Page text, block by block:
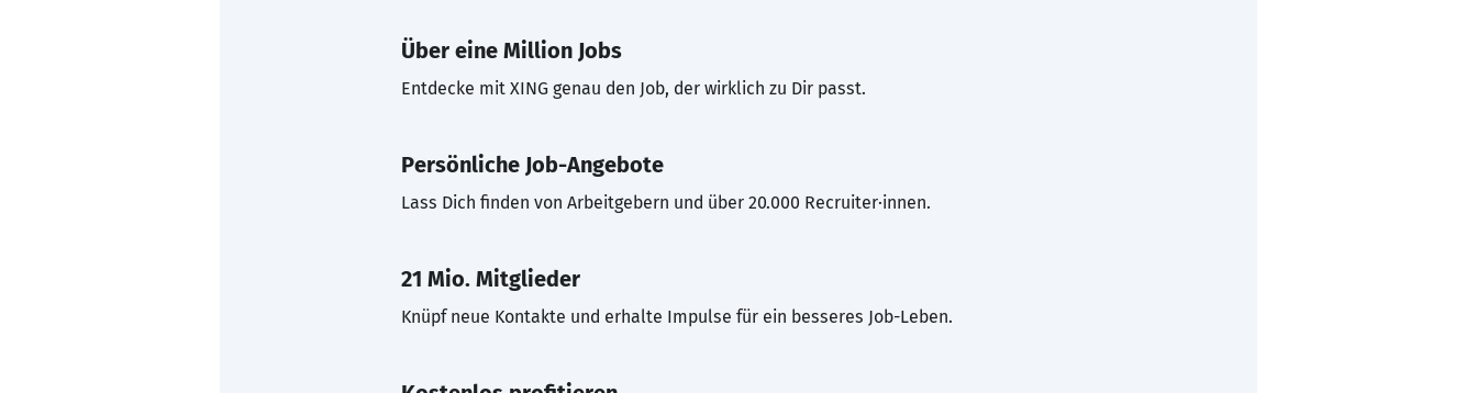
Über eine Million Jobs
Entdecke mit XING genau den Job, der wirklich zu Dir passt.
Persönliche Job-Angebote
Lass Dich finden von Arbeitgebern und über 20.000 Recruiter·innen.
21 Mio. Mitglieder
Knüpf neue Kontakte und erhalte Impulse für ein besseres Job-Leben.